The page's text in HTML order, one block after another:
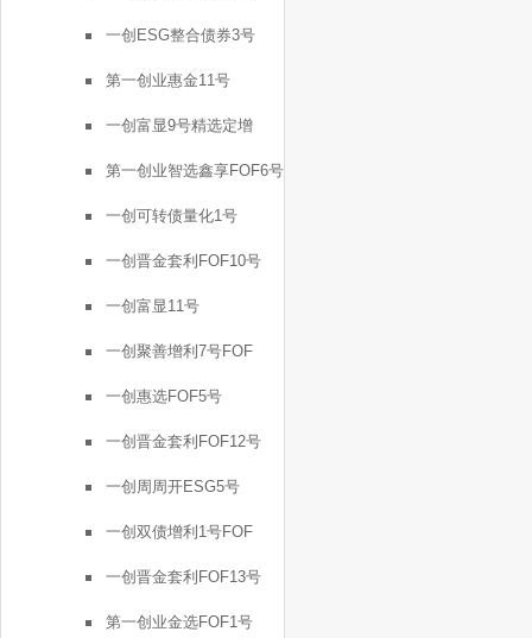
一创ESG整合债券3号
第一创业惠金11号
一创富显9号精选定增
第一创业智选鑫享FOF6号
一创可转债量化1号
一创晋金套利FOF10号
一创富显11号
一创聚善增利7号FOF
一创惠选FOF5号
一创晋金套利FOF12号
一创周周开ESG5号
一创双债增利1号FOF
一创晋金套利FOF13号
第一创业金选FOF1号